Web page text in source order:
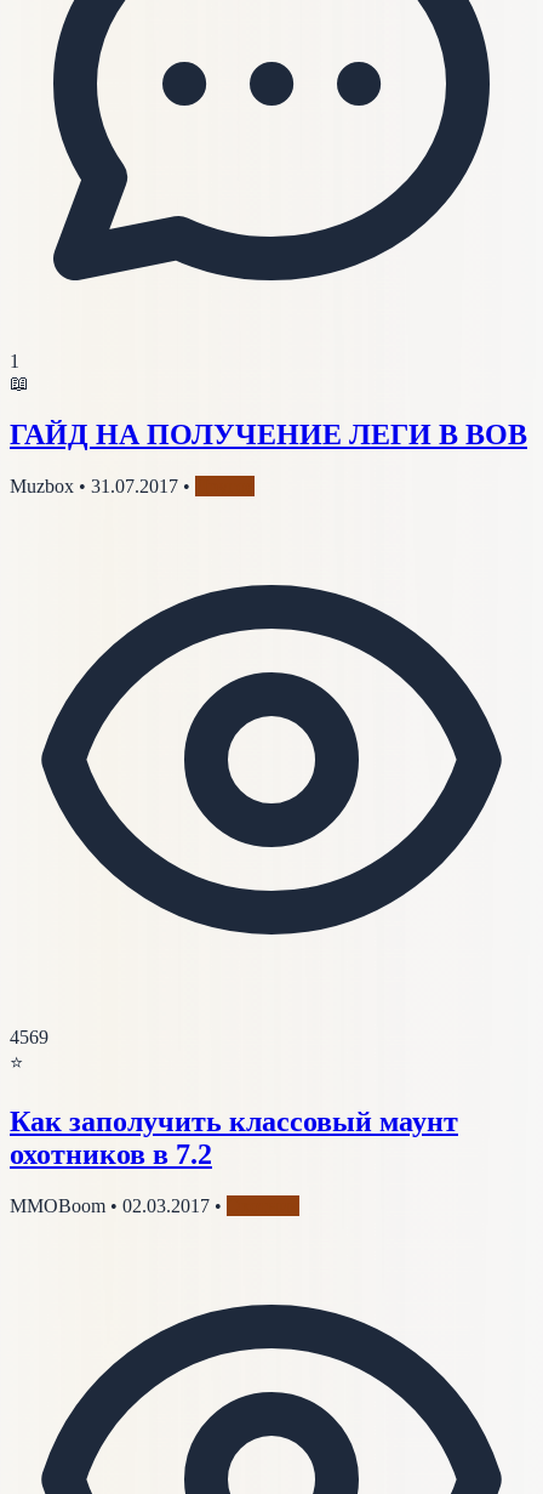
1
📖
ГАЙД НА ПОЛУЧЕНИЕ ЛЕГИ В ВОВ
Muzbox • 31.07.2017 •
4569
⭐
Как заполучить классовый маунт
охотников в 7.2
MMOBoom • 02.03.2017 •